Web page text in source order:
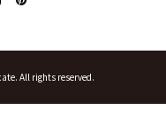
All rights reserved.